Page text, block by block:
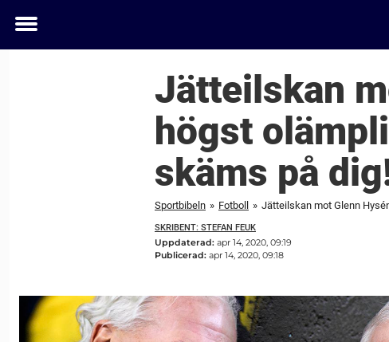
Toggle
Jätteilskan
högst
skäms på
Sportbibeln » Fotboll » Jätteilskan mot Glenn
SKRIBENT: STEFAN FEUK
Uppdaterad: apr 14, 2020, 09:19
Publicerad: apr 14, 2020, 09:18